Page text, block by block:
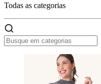
Todas as categorias